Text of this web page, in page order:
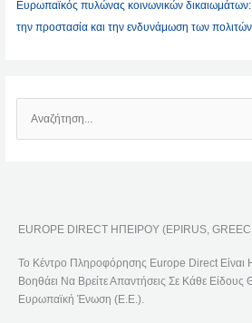
Ευρωπαϊκός πυλώνας κοινωνικών
την προστασία και την ενδυνάμωση των
Τ
Σ
Η
EUROPE DIRECT ΗΠΕΙΡΟΥ (EPIRUS,
Το Κέντρο Πληροφόρησης Europe Direct Είναι
Βοηθάει Να Βρείτε Απαντήσεις Σε Κάθε Είδους
Ευρωπαϊκή Ένωση (Ε.Ε.).